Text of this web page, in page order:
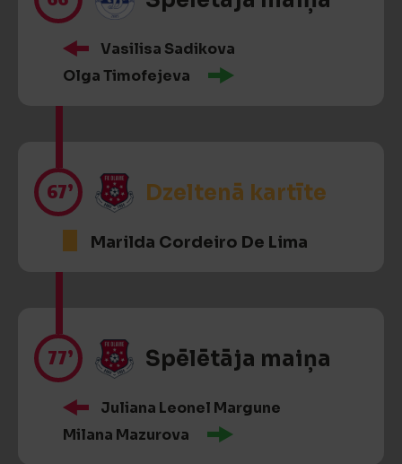
Vasilisa Sadikova
Olga Timofejeva
67’ Dzeltenā kartīte
Marilda Cordeiro De Lima
77’ Spēlētāja maiņa
Juliana Leonel Margune
Milana Mazurova